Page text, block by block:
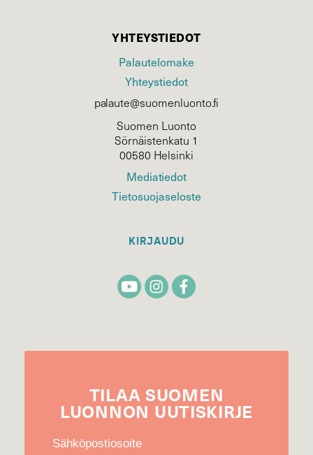
YHTEYSTIEDOT
Palautelomake
Yhteystiedot
palaute@suomenluonto.fi
Suomen Luonto
Sörnäistenkatu 1
00580 Helsinki
Mediatiedot
Tietosuojaseloste
KIRJAUDU
TILAA SUOMEN
LUONNON UUTIS­KIRJE
Sähköpostiosoite